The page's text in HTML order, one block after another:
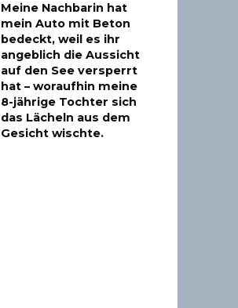
Meine Nachbarin hat
mein Auto mit Beton
bedeckt, weil es ihr
angeblich die Aussicht
auf den See versperrt
hat – woraufhin meine
8-jährige Tochter sich
das Lächeln aus dem
Gesicht wischte.